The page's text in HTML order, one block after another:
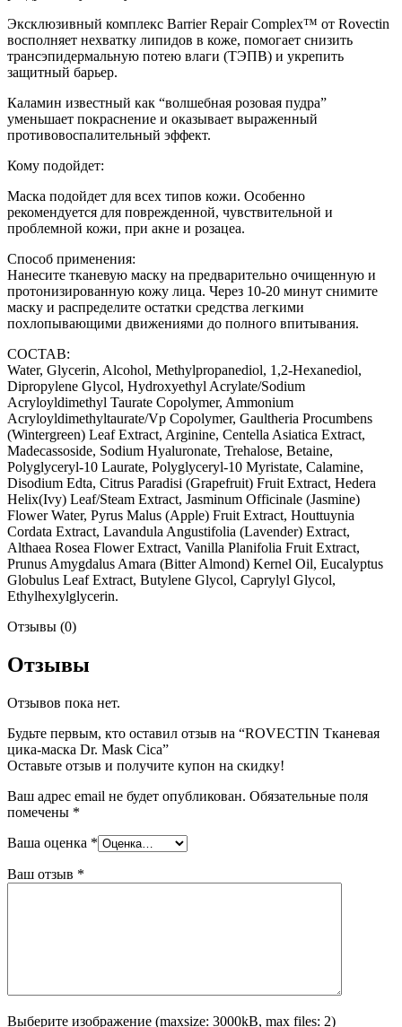
Эксклюзивный комплекс Barrier Repair Complex™ от Rovectin
восполняет нехватку липидов в коже, помогает снизить
трансэпидермальную потею влаги (ТЭПВ) и укрепить
защитный барьер.
Каламин известный как “волшебная розовая пудра”
уменьшает покраснение и оказывает выраженный
противовоспалительный эффект.
Кому подойдет:
Маска подойдет для всех типов кожи. Особенно
рекомендуется для поврежденной, чувствительной и
проблемной кожи, при акне и розацеа.
Способ применения:
Нанесите тканевую маску на предварительно очищенную и
протонизированную кожу лица. Через 10-20 минут снимите
маску и распределите остатки средства легкими
похлопывающими движениями до полного впитывания.
СОСТАВ:
Water, Glycerin, Alcohol, Methylpropanediol, 1,2-Hexanediol,
Dipropylene Glycol, Hydroxyethyl Acrylate/Sodium
Acryloyldimethyl Taurate Copolymer, Ammonium
Acryloyldimethyltaurate/Vp Copolymer, Gaultheria Procumbens
(Wintergreen) Leaf Extract, Arginine, Centella Asiatica Extract,
Madecassoside, Sodium Hyaluronate, Trehalose, Betaine,
Polyglyceryl-10 Laurate, Polyglyceryl-10 Myristate, Calamine,
Disodium Edta, Citrus Paradisi (Grapefruit) Fruit Extract, Hedera
Helix(Ivy) Leaf/Steam Extract, Jasminum Officinale (Jasmine)
Flower Water, Pyrus Malus (Apple) Fruit Extract, Houttuynia
Cordata Extract, Lavandula Angustifolia (Lavender) Extract,
Althaea Rosea Flower Extract, Vanilla Planifolia Fruit Extract,
Prunus Amygdalus Amara (Bitter Almond) Kernel Oil, Eucalyptus
Globulus Leaf Extract, Butylene Glycol, Caprylyl Glycol,
Ethylhexylglycerin.
Отзывы (0)
Отзывы
Отзывов пока нет.
Будьте первым, кто оставил отзыв на “ROVECTIN Тканевая
цика-маска Dr. Mask Cica”
Оставьте отзыв и получите купон на скидку!
Ваш адрес email не будет опубликован. Обязательные поля
помечены *
Ваша оценка *
Ваш отзыв *
Выберите изображение (maxsize: 3000kB, max files: 2)